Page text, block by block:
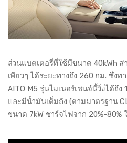
ส่วนแบตเตอรี่ที่ใช้มีขนาด 40kWh
เพียวๆ ได้ระยะทางถึง 260 กม. ซึ่งท
AITO M5 รุ่นไมเนอร์เชนจ์นี้วิ่งได้ถึง
และมีน้ำมันเต็มถัง (ตามมาตรฐาน
ขนาด 7kW ชาร์จไฟจาก 20%-80%